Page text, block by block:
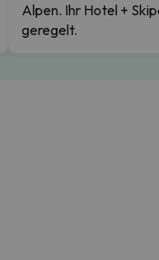
Alpen. Ihr Hotel +
geregelt.